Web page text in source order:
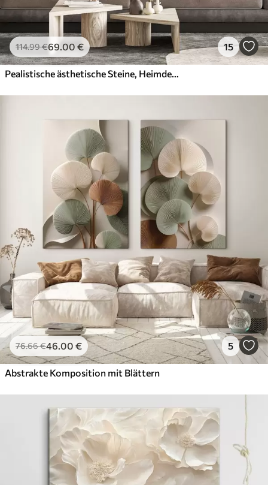
114.99€69.00 € 15
Pealistische ästhetische Steine, Heimdekoration, natürliche Beleuchtung
76.66€46.00 € 5
Abstrakte Komposition mit Blättern